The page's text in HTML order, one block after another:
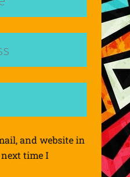
and website in
time I